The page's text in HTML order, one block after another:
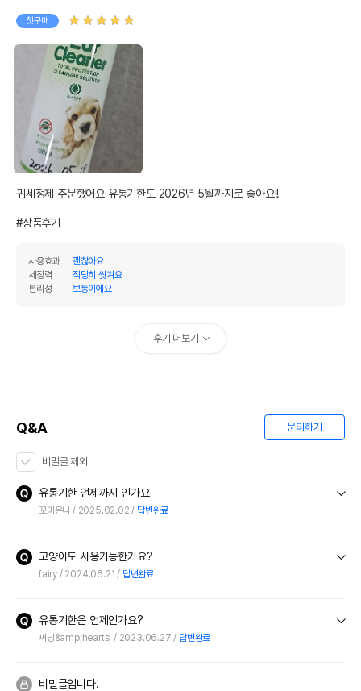
첫구매
귀세정제 주문했어요 유통기한도 2026년 5월까지로 좋아요!!
#상품후기
사용효과
괜찮아요
세정력
적당히 씻겨요
편리성
보통이에요
후기 더보기
Q&A 문의하기
비밀글 제외
유통기한 언제까지 인가요
꼬미온니 2025.02.02 답변완료
고양이도 사용가능한가요?
fairy 2024.06.21 답변완료
유통기한은 언제인가요?
써닝&amp;hearts; 2023.06.27 답변완료
비밀글입니다.